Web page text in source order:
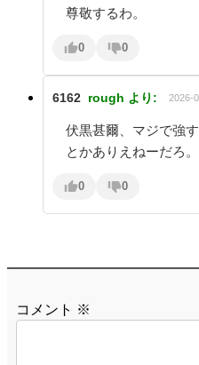
尊敬するわ。
0 0
6162 rough より: 2026-
伏黒甚爾、マジで強
とかありえねーだろ。
0 0
コメント ※